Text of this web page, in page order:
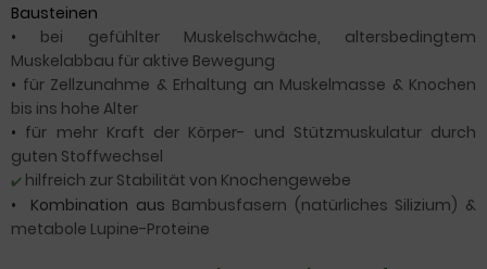
Bausteinen
•
bei gefühlter Muskelschwäche, altersbedingtem
Muskelabbau für aktive Bewegung
• für Zellzunahme & Erhaltung an Muskelmasse & Knochen
bis ins hohe Alter
• für mehr Kraft der Körper- und Stützmuskulatur durch
guten Stoffwechsel
✔️ hilfreich zur Stabilität von Knochengewebe
• Kombination aus Bambusfasern (natürliches Silizium) &
metabole Lupine-Proteine